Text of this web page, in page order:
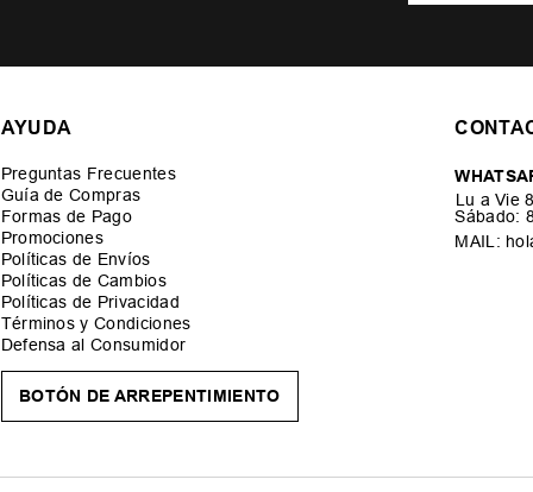
AYUDA
Preguntas Frecuentes
Guía de Compras
Formas de Pago
Promociones
Políticas de Envíos
Políticas de Cambios
Políticas de Privacidad
Términos y Condiciones
Defensa al Consumidor
BOTÓN DE ARREPENTIMIENTO
Lu a Vie
Sábado:
MAIL: